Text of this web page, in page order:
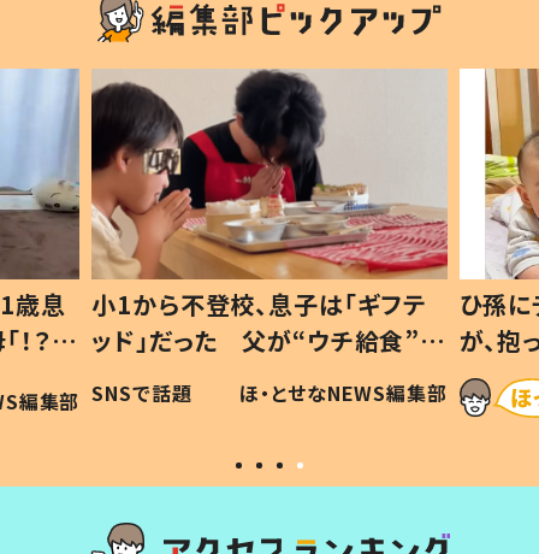
歳息
？」
編集部
小1から不登校、息子は「ギフテ
ッド」だった 父が“ウチ給食”を
作り続ける理由とは #令和の親
#令和の子
SNSで話題 ほ・とせなNEWS編集部
ひ孫
が、
「涙が
い」